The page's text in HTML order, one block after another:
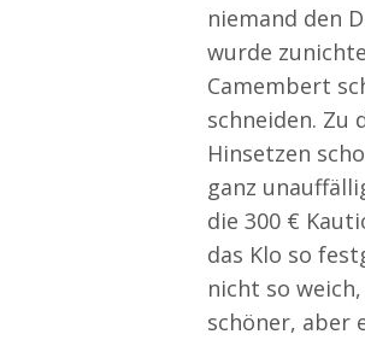
niemand den
wurde
Camembert
schneiden. Zu
Hinsetzen
ganz
die 300 €
das Klo so
nicht so
schöner, aber